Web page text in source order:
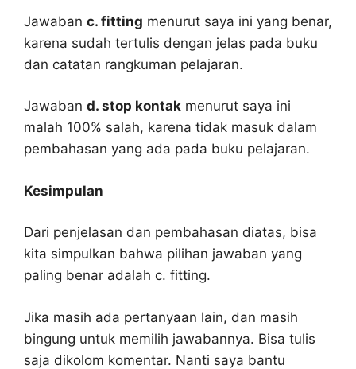
Jawaban c. fitting menurut saya ini yang benar,
karena sudah tertulis dengan jelas pada buku
dan catatan rangkuman pelajaran.
Jawaban d. stop kontak menurut saya ini
malah 100% salah, karena tidak masuk dalam
pembahasan yang ada pada buku pelajaran.
Kesimpulan
Dari penjelasan dan pembahasan diatas, bisa
kita simpulkan bahwa pilihan jawaban yang
paling benar adalah c. fitting.
Jika masih ada pertanyaan lain, dan masih
bingung untuk memilih jawabannya. Bisa tulis
saja dikolom komentar. Nanti saya bantu